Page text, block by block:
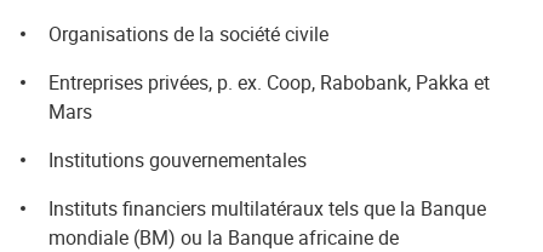
Organisations de la société civile
Entreprises privées, p. ex. Coop, Rabobank, Pakka et
Mars
Institutions gouvernementales
Instituts financiers multilatéraux tels que la Banque
mondiale (BM) ou la Banque africaine de